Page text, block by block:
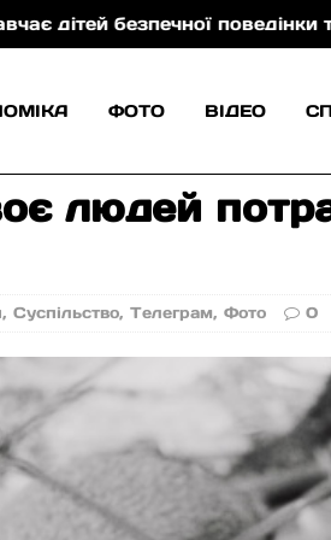
поведінки та
ФОТО ВІДЕО
людей
,Суспільство,Телеграм,Фото 0